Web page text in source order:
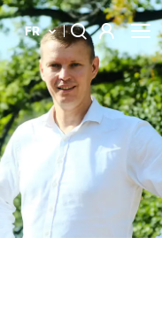
FR